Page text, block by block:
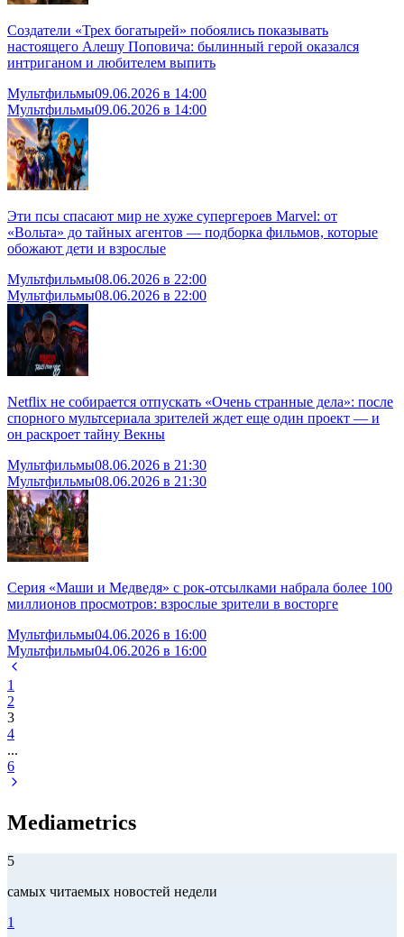
Создатели «Трех богатырей» побоялись показывать
настоящего Алешу Поповича: былинный герой оказался
интриганом и любителем выпить
Мультфильмы09.06.2026 в 14:00
Мультфильмы09.06.2026 в 14:00
Эти псы спасают мир не хуже супергероев Marvel: от
«Вольта» до тайных агентов — подборка фильмов, которые
обожают дети и взрослые
Мультфильмы08.06.2026 в 22:00
Мультфильмы08.06.2026 в 22:00
Netflix не собирается отпускать «Очень странные дела»: после
спорного мультсериала зрителей ждет еще один проект — и
он раскроет тайну Векны
Мультфильмы08.06.2026 в 21:30
Мультфильмы08.06.2026 в 21:30
Серия «Маши и Медведя» с рок-отсылками набрала более 100
миллионов просмотров: взрослые зрители в восторге
Мультфильмы04.06.2026 в 16:00
Мультфильмы04.06.2026 в 16:00
1
2
3
4
...
6
Mediametrics
5
самых читаемых новостей недели
1